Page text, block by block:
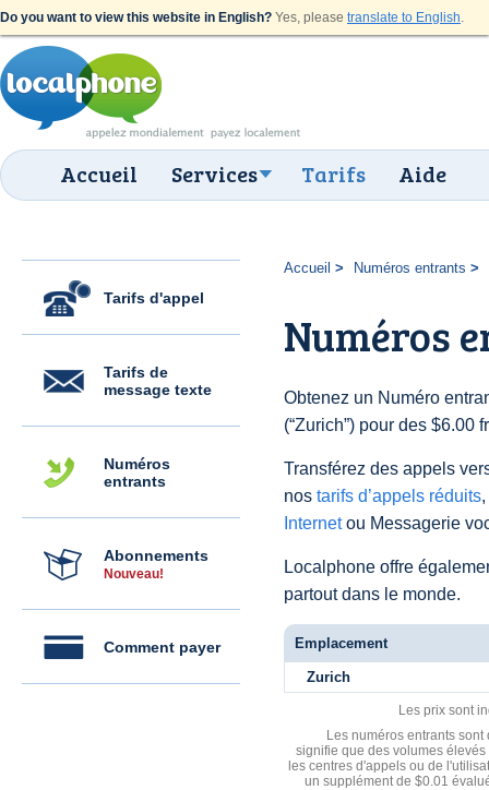
Do you want to view this website in English? Yes, please translate to English.
Accueil Services Tarifs Aide
Tarifs d'appel
Tarifs de
message texte
Numéros
entrants
Abonnements
Nouveau!
Comment payer
Accueil Numéros entrants
Numéros
Obtenez un Numéro
(“Zurich”) pour des $6.00
Transférez des appels
nos tarifs d’appels réduits
Internetou Messagerie
Localphone offre
partout dans le monde.
Emplacement
Zurich
Les prix sont
Les numéros entrants
signifie que des volumes
les centres d'appels ou de
un supplément de $0.01